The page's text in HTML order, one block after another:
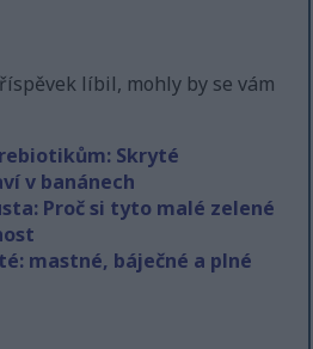
líbil, mohly by se vám
Skryté
v banánech
Proč si tyto malé zelené
mastné, báječné a plné